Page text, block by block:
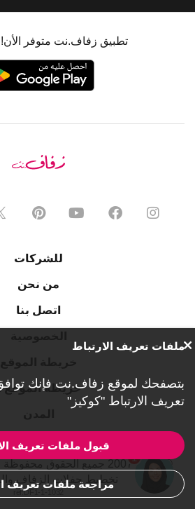
تطبيق زفاف.نت متوفر الأن!
للشركات
من نحن
اتصل بنا
خريطة الموقع 2
تخطيط حفلات الزفاف
ref:DF1-1-1032
ملفات تعريف الارتباط
بتصفحك لموقع زفاف.نت فإنك
تعريف الارتباط "كوكيز"
قبول ملفات تعريف
مراجعة ملفات تعريف
1